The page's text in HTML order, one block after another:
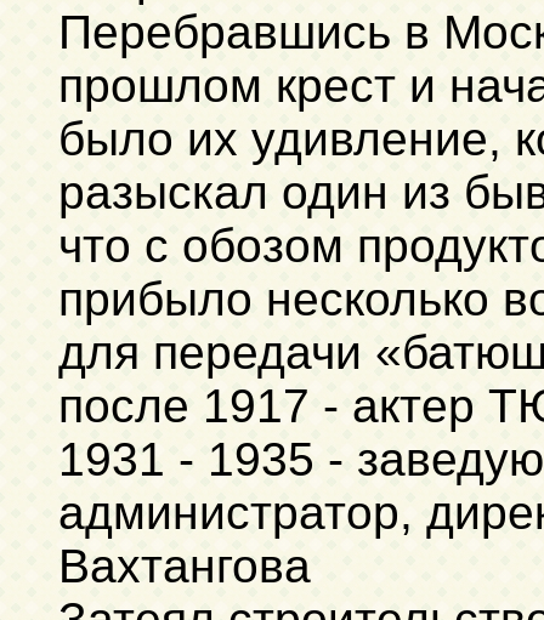
Перебравшись в
прошлом крест и
было их удивление,
разыскал один из
что с обозом
прибыло несколько
для передачи
после 1917 - актер
1931 - 1935 -
администратор,
Вахтангова